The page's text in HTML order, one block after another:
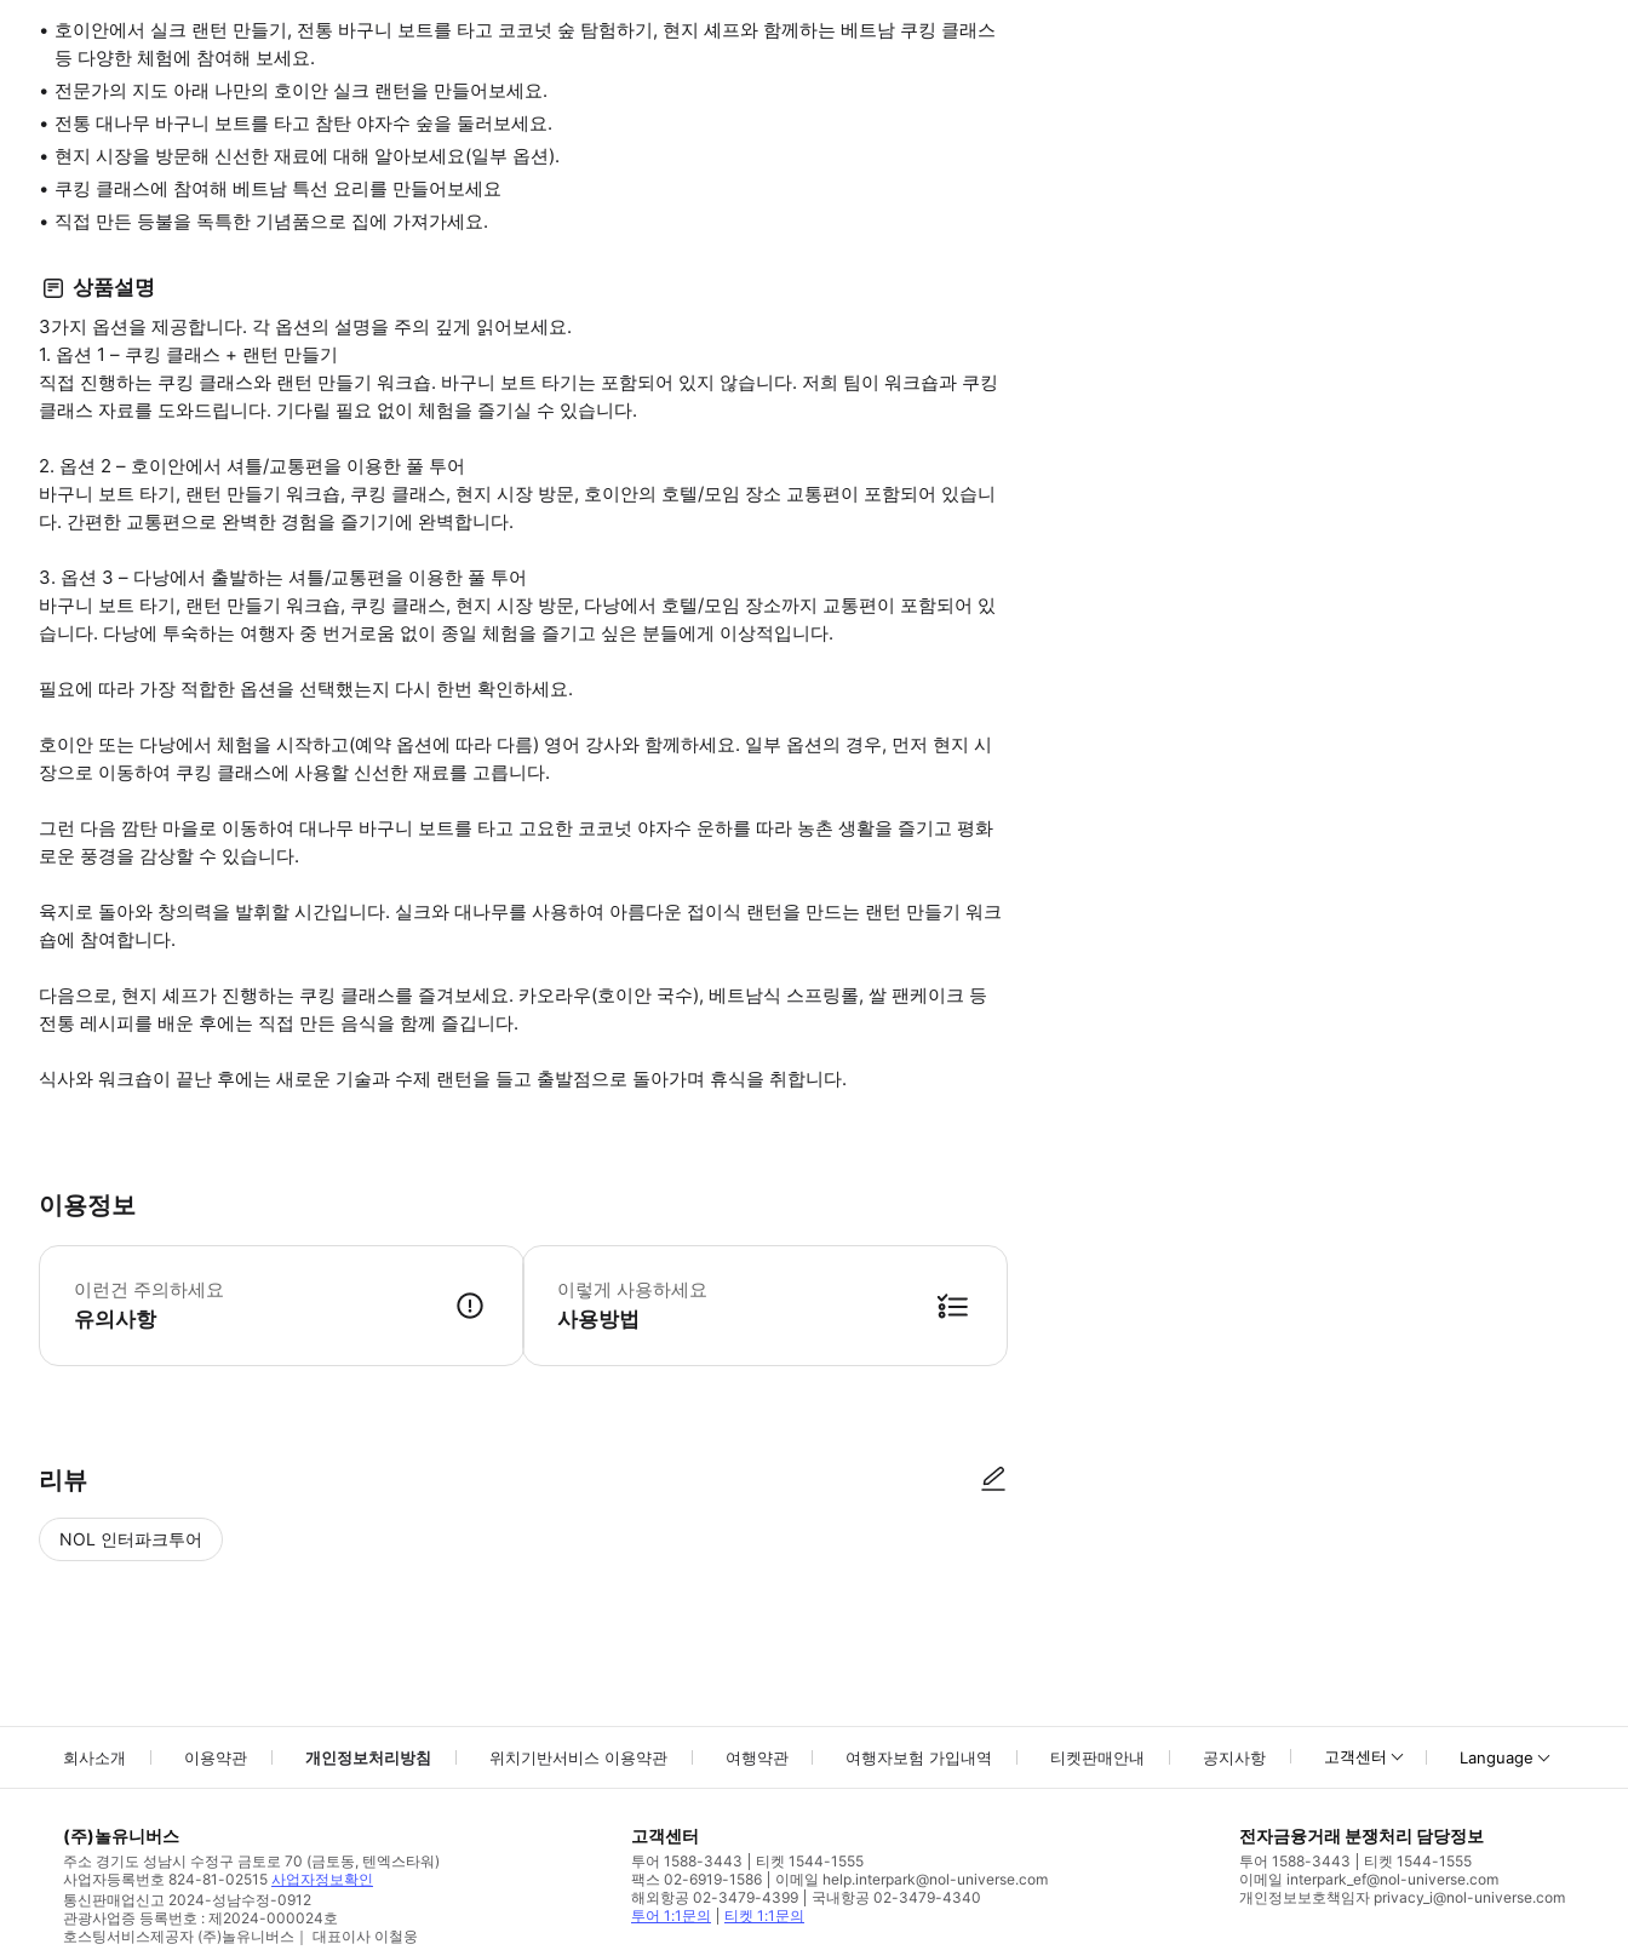
호이안에서 실크 랜턴 만들기, 전통 바구니 보트를 타고 코코넛 숲 탐험하기, 현지 셰프와 함께하는 베트남 쿠킹 클래스
등 다양한 체험에 참여해 보세요.
전문가의 지도 아래 나만의 호이안 실크 랜턴을 만들어보세요.
전통 대나무 바구니 보트를 타고 참탄 야자수 숲을 둘러보세요.
현지 시장을 방문해 신선한 재료에 대해 알아보세요(일부 옵션).
쿠킹 클래스에 참여해 베트남 특선 요리를 만들어보세요
직접 만든 등불을 독특한 기념품으로 집에 가져가세요.
상품설명
3가지 옵션을 제공합니다. 각 옵션의 설명을 주의 깊게 읽어보세요.
1. 옵션 1 – 쿠킹 클래스 + 랜턴 만들기
직접 진행하는 쿠킹 클래스와 랜턴 만들기 워크숍. 바구니 보트 타기는 포함되어 있지 않습니다. 저희 팀이 워크숍과 쿠킹
클래스 자료를 도와드립니다. 기다릴 필요 없이 체험을 즐기실 수 있습니다.
2. 옵션 2 – 호이안에서 셔틀/교통편을 이용한 풀 투어
바구니 보트 타기, 랜턴 만들기 워크숍, 쿠킹 클래스, 현지 시장 방문, 호이안의 호텔/모임 장소 교통편이 포함되어 있습니
다. 간편한 교통편으로 완벽한 경험을 즐기기에 완벽합니다.
3. 옵션 3 – 다낭에서 출발하는 셔틀/교통편을 이용한 풀 투어
바구니 보트 타기, 랜턴 만들기 워크숍, 쿠킹 클래스, 현지 시장 방문, 다낭에서 호텔/모임 장소까지 교통편이 포함되어 있
습니다. 다낭에 투숙하는 여행자 중 번거로움 없이 종일 체험을 즐기고 싶은 분들에게 이상적입니다.
필요에 따라 가장 적합한 옵션을 선택했는지 다시 한번 확인하세요.
호이안 또는 다낭에서 체험을 시작하고(예약 옵션에 따라 다름) 영어 강사와 함께하세요. 일부 옵션의 경우, 먼저 현지 시
장으로 이동하여 쿠킹 클래스에 사용할 신선한 재료를 고릅니다.
그런 다음 깜탄 마을로 이동하여 대나무 바구니 보트를 타고 고요한 코코넛 야자수 운하를 따라 농촌 생활을 즐기고 평화
로운 풍경을 감상할 수 있습니다.
육지로 돌아와 창의력을 발휘할 시간입니다. 실크와 대나무를 사용하여 아름다운 접이식 랜턴을 만드는 랜턴 만들기 워크
숍에 참여합니다.
다음으로, 현지 셰프가 진행하는 쿠킹 클래스를 즐겨보세요. 카오라우(호이안 국수), 베트남식 스프링롤, 쌀 팬케이크 등
전통 레시피를 배운 후에는 직접 만든 음식을 함께 즐깁니다.
식사와 워크숍이 끝난 후에는 새로운 기술과 수제 랜턴을 들고 출발점으로 돌아가며 휴식을 취합니다.
이용정보
이런건 주의하세요
유의사항
본 투어는 그룹 투어이며 다른 참가자와 함께 진행될 수 있습니다. 마을과 현지 시장을 둘러볼 예정이니 편안한 신발을 착용하세요. 일정 및 요리 메뉴는
이렇게 사용하세요
사용방법
리뷰
NOL 인터파크투어
회사소개 이용약관 개인정보처리방침 위치기반서비스 이용약관 여행약관 여행자보험 가입내역 티켓판매안내 공지사항 고객센터 Language
(주)놀유니버스
주소 경기도 성남시 수정구 금토로 70 (금토동, 텐엑스타워)
사업자등록번호 824-81-02515 사업자정보확인
통신판매업신고 2024-성남수정-0912
관광사업증 등록번호 : 제2024-000024호
호스팅서비스제공자 (주)놀유니버스｜ 대표이사 이철웅
고객센터
투어 1588-3443
티켓 1544-1555
팩스 02-6919-1586
이메일 help.interpark@nol-universe.com
해외항공 02-3479-4399
국내항공 02-3479-4340
투어 1:1문의
티켓 1:1문의
전자금융거래 분쟁처리 담당정보
투어 1588-3443
티켓 1544-1555
이메일 interpark_ef@nol-universe.com
개인정보보호책임자 privacy_i@nol-universe.com